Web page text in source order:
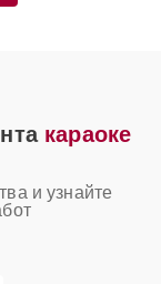
караоке
и узнайте